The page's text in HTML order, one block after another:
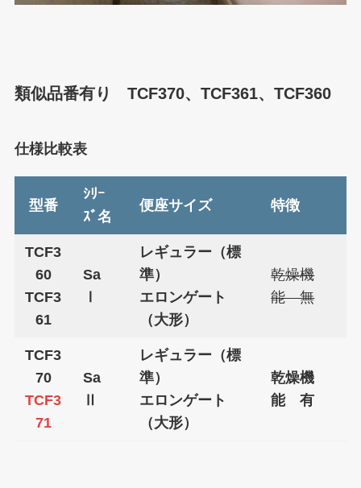
類似品番有り TCF370、TCF361、TCF360
仕様比較表
型番
ｼﾘｰ
ｽﾞ名
便座サイズ 特徴
TCF3
60
TCF3
61
Sa
レギュラー（標
準）
エロンゲート
（大形）
乾燥機
能 無
TCF3
70
TCF3
71
Sa
レギュラー（標
準）
エロンゲート
（大形）
乾燥機
能 有